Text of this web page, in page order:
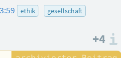
ethik
gesellschaft
+4